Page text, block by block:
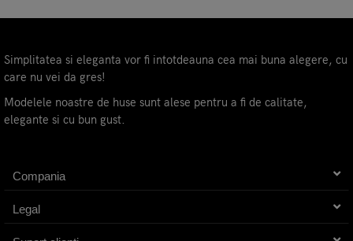
Simplitatea si eleganta vor fi intotdeauna cea mai buna alegere, cu
care nu vei da gres!
Modelele noastre de huse sunt alese pentru a fi de calitate,
elegante si cu bun gust.
Compania
Legal